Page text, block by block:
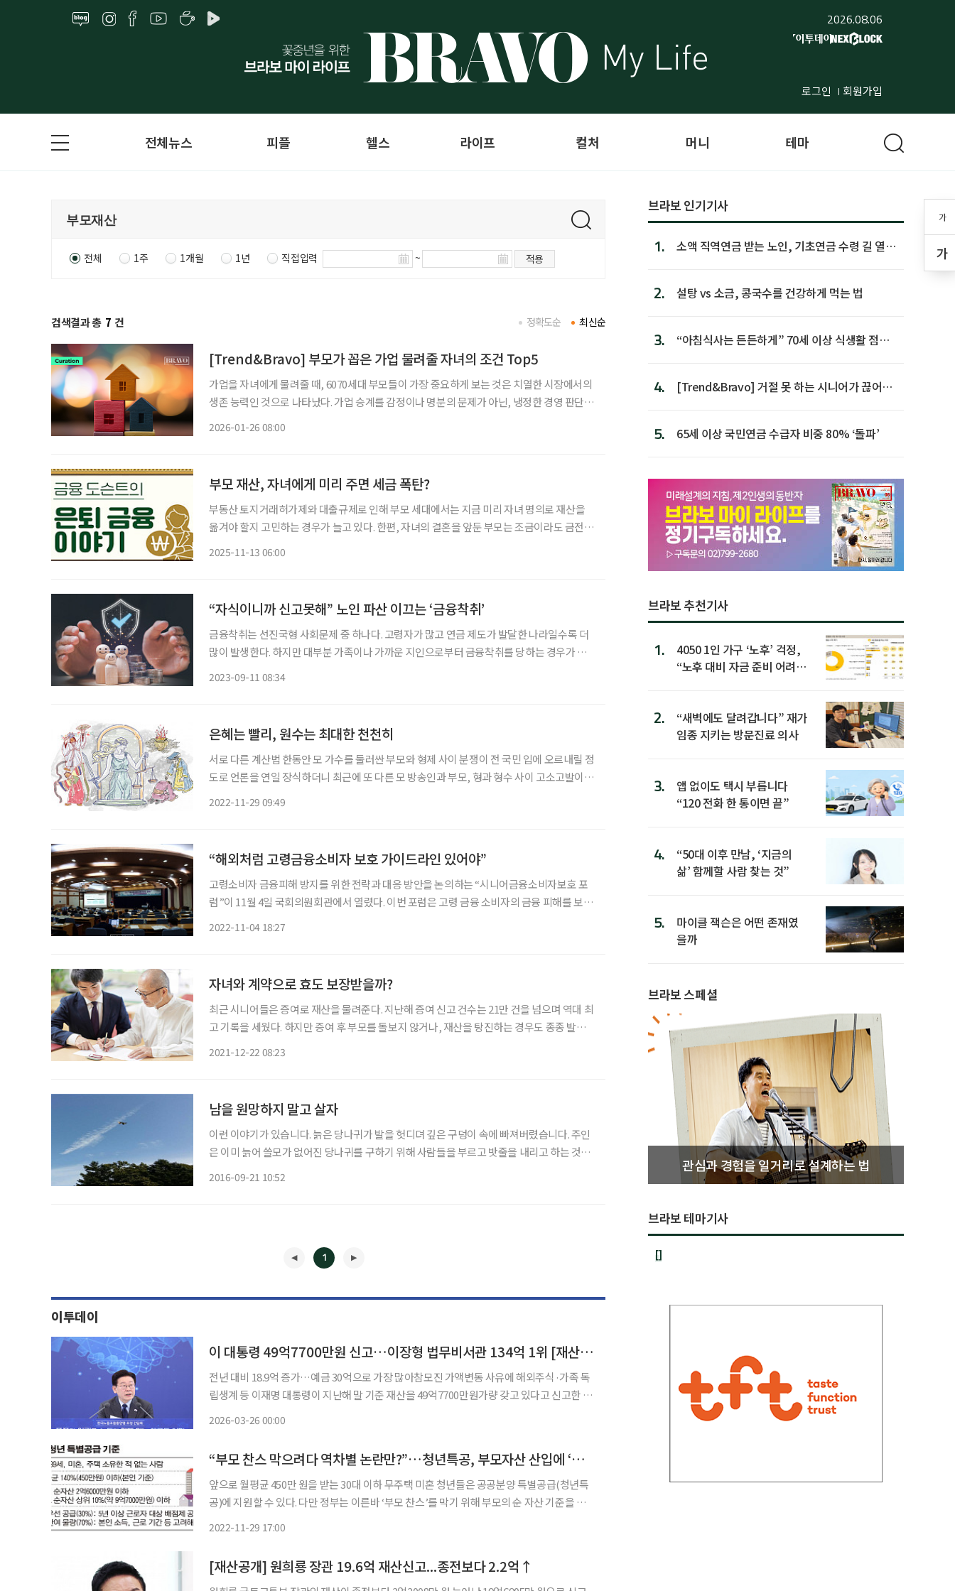
2026.08.06
로그인 회원가입
가
가
전체뉴스 피플 헬스 라이프 컬처 머니 테마
전체 1주 1개월 1년 직접입력 ~ 적용
검색결과 총 7 건 최신순
정확도순
[Trend&Bravo] 부모가 꼽은 가업 물려줄 자녀의 조건 Top5
가업을 자녀에게 물려줄 때, 6070세대 부모들이 가장 중요하게 보는 것은 치열한 시장에서의
생존 능력인 것으로 나타났다. 가업 승계를 감정이나 명분의 문제가 아닌, 냉정한 경영 판단의
2026-01-26 08:00
부모 재산, 자녀에게 미리 주면 세금 폭탄?
부동산 토지거래허가제와 대출규제로 인해 부모 세대에서는 지금 미리 자녀 명의로 재산을
옮겨야 할지 고민하는 경우가 늘고 있다. 한편, 자녀의 결혼을 앞둔 부모는 조금이라도 금전적
2025-11-13 06:00
“자식이니까 신고못해” 노인 파산 이끄는 ‘금융착취’
금융착취는 선진국형 사회문제 중 하나다. 고령자가 많고 연금 제도가 발달한 나라일수록 더
많이 발생한다. 하지만 대부분 가족이나 가까운 지인으로부터 금융착취를 당하는 경우가 많
2023-09-11 08:34
은혜는 빨리, 원수는 최대한 천천히
서로 다른 계산법 한동안 모 가수를 둘러싼 부모와 형제 사이 분쟁이 전 국민 입에 오르내릴 정
도로 언론을 연일 장식하더니 최근에 또 다른 모 방송인과 부모, 형과 형수 사이 고소고발이
2022-11-29 09:49
“해외처럼 고령금융소비자 보호 가이드라인 있어야”
고령소비자 금융피해 방지를 위한 전략과 대응 방안을 논의하는 “시니어금융소비자보호 포
럼”이 11월 4일 국회의원회관에서 열렸다. 이번 포럼은 고령 금융 소비자의 금융 피해를 보호
2022-11-04 18:27
자녀와 계약으로 효도 보장받을까?
최근 시니어들은 증여로 재산을 물려준다. 지난해 증여 신고 건수는 21만 건을 넘으며 역대 최
고 기록을 세웠다. 하지만 증여 후 부모를 돌보지 않거나, 재산을 탕진하는 경우도 종종 발생
2021-12-22 08:23
남을 원망하지 말고 살자
이런 이야기가 있습니다. 늙은 당나귀가 발을 헛디뎌 깊은 구덩이 속에 빠져버렸습니다. 주인
은 이미 늙어 쓸모가 없어진 당나귀를 구하기 위해 사람들을 부르고 밧줄을 내리고 하는 것이
2016-09-21 10:52
◀
1
▶
이투데이
이 대통령 49억7700만원 신고…이장형 법무비서관 134억 1위 [재산공개]
전년 대비 18.9억 증가…예금 30억으로 가장 많아참모진 가액변동 사유에 해외주식·가족 독
립생계 등 이재명 대통령이 지난해 말 기준 재산을 49억7700만원가량 갖고 있다고 신고한 것
2026-03-26 00:00
“부모 찬스 막으려다 역차별 논란만?”…청년특공, 부모자산 산입에 ‘부글부글’
앞으로 월평균 450만 원을 받는 30대 이하 무주택 미혼 청년들은 공공분양 특별공급(청년특
공)에 지원할 수 있다. 다만 정부는 이른바 ‘부모 찬스’를 막기 위해 부모의 순 자산 기준을 함
2022-11-29 17:00
[재산공개] 원희룡 장관 19.6억 재산신고...종전보다 2.2억↑
브라보 인기기사
1.
소액 직역연금 받는 노인, 기초연금 수령 길 열린
2. 설탕 vs 소금, 콩국수를 건강하게 먹는 법
3.
“아침식사는 든든하게” 70세 이상 식생활 점수
4.
[Trend&Bravo] 거절 못 하는 시니어가 끊어야
5. 65세 이상 국민연금 수급자 비중 80% ‘돌파’
브라보 추천기사
1.
4050 1인 가구 ‘노후’ 걱정,
“노후 대비 자금 준비 어려
2.
“새벽에도 달려갑니다” 재가
임종 지키는 방문진료 의사
3.
앱 없이도 택시 부릅니다
“120 전화 한 통이면 끝”
4.
“50대 이후 만남, ‘지금의
삶’ 함께할 사람 찾는 것”
5.
마이클 잭슨은 어떤 존재였
을까
브라보 스페셜
관심과 경험을 일거리로 설계하는 법
브라보 테마기사
[]